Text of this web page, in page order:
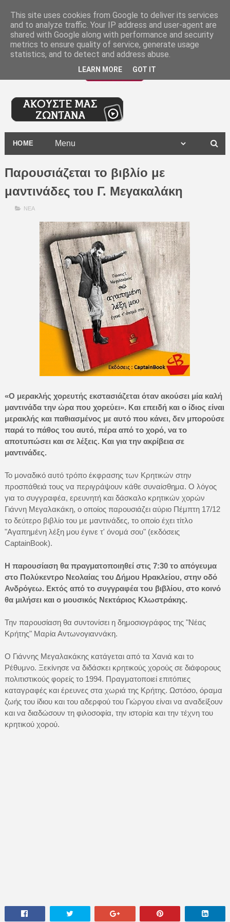
HOME
Παρουσιάζεται το βιβλίο με
μαντινάδες του Γ. Μεγακαλάκη
ΝΕΑ
«Ο μερακλής χορευτής εκστασιάζεται όταν ακούσει μία καλή
μαντινάδα την ώρα που χορεύει». Και επειδή και ο ίδιος είναι
μερακλής και παθιασμένος με αυτό που κάνει, δεν μπορούσε
παρά το πάθος του αυτό, πέρα από το χορό, να το
αποτυπώσει και σε λέξεις. Και για την ακρίβεια σε
μαντινάδες.
Το μοναδικό αυτό τρόπο έκφρασης των Κρητικών στην
προσπάθειά τους να περιγράψουν κάθε συναίσθημα. Ο λόγος
για το συγγραφέα, ερευνητή και δάσκαλο κρητικών χορών
Γιάννη Μεγαλακάκη, ο οποίος παρουσιάζει αύριο Πέμπτη 17/12
το δεύτερο βιβλίο του με μαντινάδες, το οποίο έχει τίτλο
"Αγαπημένη λέξη μου έγινε τ' όνομά σου" (εκδόσεις
CaptainBook).
Η παρουσίαση θα πραγματοποιηθεί στις 7:30 το απόγευμα
στο Πολύκεντρο Νεολαίας του Δήμου Ηρακλείου, στην οδό
Ανδρόγεω. Εκτός από το συγγραφέα του βιβλίου, στο κοινό
θα μιλήσει και ο μουσικός Νεκτάριος Κλωστράκης.
Την παρουσίαση θα συντονίσει η δημοσιογράφος της "Νέας
Κρήτης" Μαρία Αντωνογιαννάκη.
Ο Γιάννης Μεγαλακάκης κατάγεται από τα Χανιά και το
Ρέθυμνο. Ξεκίνησε να διδάσκει κρητικούς χορούς σε διάφορους
πολιτιστικούς φορείς το 1994. Πραγματοποιεί επιτόπιες
καταγραφές και έρευνες στα χωριά της Κρήτης. Ωστόσο, όραμα
ζωής του ίδιου και του αδερφού του Γιώργου είναι να αναδείξουν
και να διαδώσουν τη φιλοσοφία, την ιστορία και την τέχνη του
κρητικού χορού.
This site uses cookies from Google to deliver its services
and to analyze traffic. Your IP address and user-agent are
shared with Google along with performance and security
metrics to ensure quality of service, generate usage
statistics, and to detect and address abuse.
LEARN MORE GOT IT